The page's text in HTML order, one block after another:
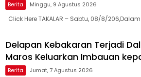
Berita Minggu, 9 Agustus 2026
Click Here TAKALAR – Sabtu, 08/8/
Delapan Kebakaran Terjadi
Maros Keluarkan Imbauan
Berita Jumat, 7 Agustus 2026